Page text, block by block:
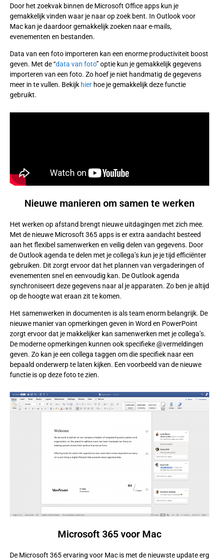
Door het zoekvak binnen de Microsoft Office apps kun je
gemakkelijk vinden waar je naar op zoek bent. In Outlook voor
Mac kan je daardoor gemakkelijk zoeken naar e-mails,
evenementen en bestanden.
Data van een foto importeren kan een enorme productiviteit boost
geven. Met de “data van foto” optie kun je gemakkelijk gegevens
importeren van een foto. Zo hoef je niet handmatig de gegevens
meer in te vullen. Bekijk hier hoe je gemakkelijk deze functie
gebruikt.
Nieuwe manieren om samen te werken
Het werken op afstand brengt nieuwe uitdagingen met zich mee.
Met de nieuwe Microsoft 365 apps is er extra aandacht besteed
aan het flexibel samenwerken en veilig delen van gegevens. Door
de Outlook agenda te delen met je collega’s kun je je tijd efficiënter
gebruiken. Dit zorgt ervoor dat het plannen van vergaderingen of
evenementen snel en eenvoudig kan. De Outlook agenda
synchroniseert deze gegevens naar al je apparaten. Zo ben je altijd
op de hoogte wat eraan zit te komen.
Het samenwerken in documenten is als team enorm belangrijk. De
nieuwe manier van opmerkingen geven in Word en PowerPoint
zorgt ervoor dat je makkelijker kan samenwerken met je collega’s.
De moderne opmerkingen kunnen ook specifieke @vermeldingen
geven. Zo kan je een collega taggen om die specifiek naar een
bepaald onderwerp te laten kijken. Een voorbeeld van de nieuwe
functie is op deze foto te zien.
Microsoft 365 voor Mac
De Microsoft 365 ervaring voor Mac is met de nieuwste update erg